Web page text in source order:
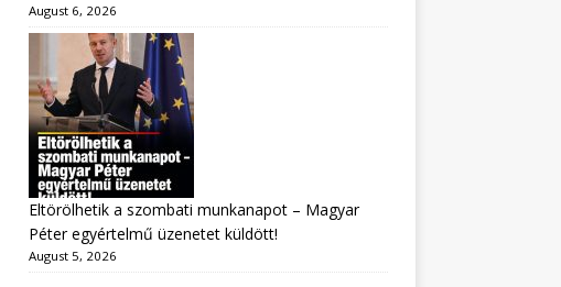
August 6, 2026
Eltörölhetik a szombati munkanapot – Magyar
Péter egyértelmű üzenetet küldött!
August 5, 2026